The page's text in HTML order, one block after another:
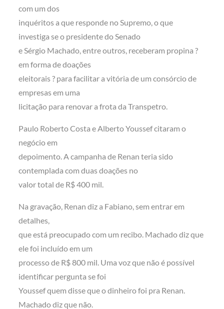
com um dos
inquéritos a que responde no Supremo, o que
investiga se o presidente do Senado
e Sérgio Machado, entre outros, receberam propina ?
em forma de doações
eleitorais ? para facilitar a vitória de um consórcio de
empresas em uma
licitação para renovar a frota da Transpetro.
Paulo Roberto Costa e Alberto Youssef citaram o
negócio em
depoimento. A campanha de Renan teria sido
contemplada com duas doações no
valor total de R$ 400 mil.
Na gravação, Renan diz a Fabiano, sem entrar em
detalhes,
que está preocupado com um recibo. Machado diz que
ele foi incluído em um
processo de R$ 800 mil. Uma voz que não é possível
identificar pergunta se foi
Youssef quem disse que o dinheiro foi pra Renan.
Machado diz que não.